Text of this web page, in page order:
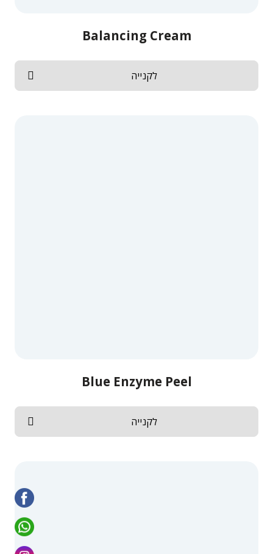
Balancing Cream
לקנייה
Blue Enzyme Peel
לקנייה